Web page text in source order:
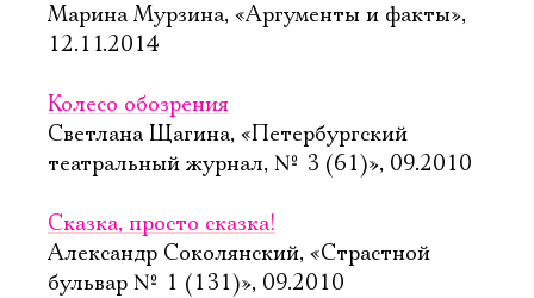
Марина Мурзина, «Аргументы и факты»,
12.11.2014
Колесо обозрения
Светлана Щагина, «Петербургский
театральный журнал, № 3 (61)», 09.2010
Сказка, просто сказка!
Александр Соколянский, «Страстной
бульвар № 1 (131)», 09.2010